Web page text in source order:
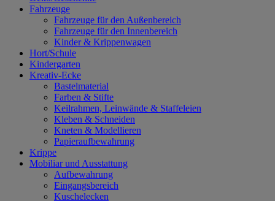
Fahrzeuge
Fahrzeuge für den Außenbereich
Fahrzeuge für den Innenbereich
Kinder & Krippenwagen
Hort/Schule
Kindergarten
Kreativ-Ecke
Bastelmaterial
Farben & Stifte
Keilrahmen, Leinwände & Staffeleien
Kleben & Schneiden
Kneten & Modellieren
Papieraufbewahrung
Krippe
Mobiliar und Ausstattung
Aufbewahrung
Eingangsbereich
Kuschelecken